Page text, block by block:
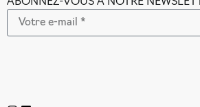
ABONNEZ-VOUS À NOTRE